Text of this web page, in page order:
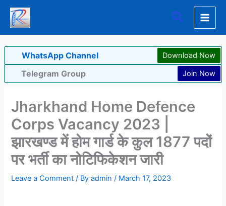
Skip
content
Search
WhatsApp Channel Download Now
Telegram Group Join Now
Jharkhand Home Defence
Corps Vacancy 2023 |
झारखण्ड में होम गार्ड के कुल 1877 पदों
पर भर्ती का नोटिफिकेशन जारी
Leave a Comment / Byadmin/ March 17, 2023